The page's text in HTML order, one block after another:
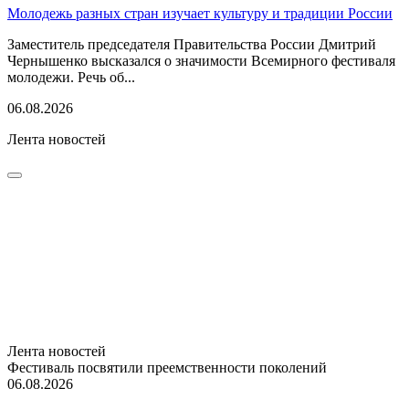
Молодежь разных стран изучает культуру и традиции России
Заместитель председателя Правительства России Дмитрий
Чернышенко высказался о значимости Всемирного фестиваля
молодежи. Речь об...
06.08.2026
Лента новостей
Лента новостей
Фестиваль посвятили преемственности поколений
06.08.2026